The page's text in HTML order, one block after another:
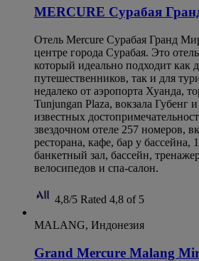
MERCURE Сурабая
Отель Mercure Сурабая Гранд
центре города Сурабая. Это
который идеально подходит как
путешественников, так и для
недалеко от аэропорта Хуанда,
Tunjungan Plaza, вокзала Губенг
известных
звездочном отеле 257 номеров,
ресторана, кафе, бар у бассейна,
банкетный зал, бассейн,
велосипедов и спа-салон.
4,8/5 Rated 4,8 of 5
MALANG, Индонезия
Grand Mercure Malang